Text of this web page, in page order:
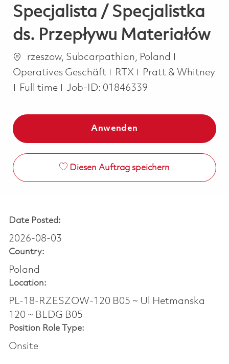
Specjalista / Specjalistka
ds. Przepływu Materiałów
Ortrzeszow, Subcarpathian, Poland
Operatives Geschäft
RTX
Pratt & Whitney
Job Type
Full time Job-ID: 01846339
Anwenden
Diesen Auftrag speichern
Date Posted:
2026-08-03
Country:
Poland
Location:
PL-18-RZESZOW-120 B05 ~ Ul Hetmanska
120 ~ BLDG B05
Position Role Type:
Onsite